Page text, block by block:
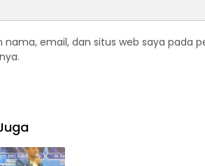
nama, email, dan situs web saya pada